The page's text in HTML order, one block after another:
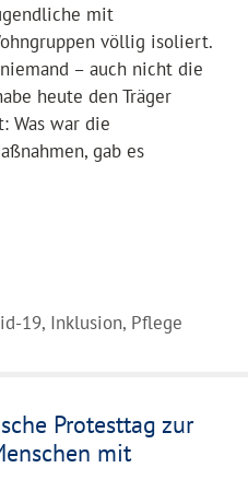
mit
völlig isoliert.
– auch nicht die
heute den Träger
Was war die
gab es
19, Inklusion, Pflege
Protesttag zur
mit